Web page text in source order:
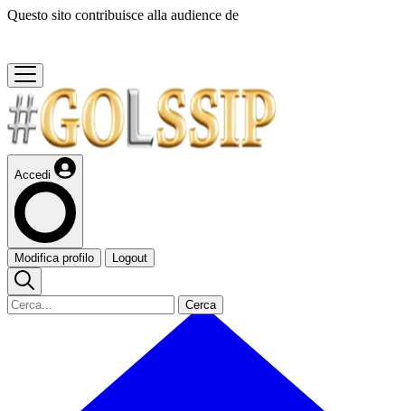
Questo sito contribuisce alla audience de
Accedi
Modifica profilo Logout
Cerca